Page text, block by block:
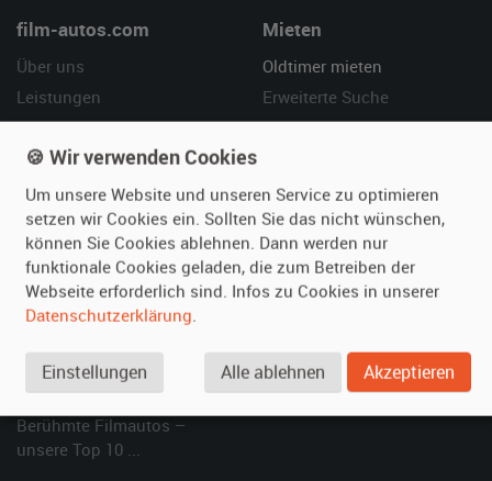
film-autos.com
Über uns
Leistungen
Referenzen
Kundenmeinungen
Mieten
Oldtimer mieten
Erweiterte Suche
Fragen für Mieter
Vermieten
Oldtimer anmelden
Fotos senden
Fragen für Vermieter
Hilfe
Häufige Fragen (FAQ)
So funktioniert's
Berühmte Filmautos –
unsere Top 10 ...
🍪 Wir verwenden Cookies
Um unsere Website und unseren Service zu optimieren
setzen wir Cookies ein. Sollten Sie das nicht wünschen,
können Sie Cookies ablehnen. Dann werden nur
funktionale Cookies geladen, die zum Betreiben der
Webseite erforderlich sind. Infos zu Cookies in unserer
Datenschutzerklärung.
Einstellungen Alle ablehnen Akzeptieren